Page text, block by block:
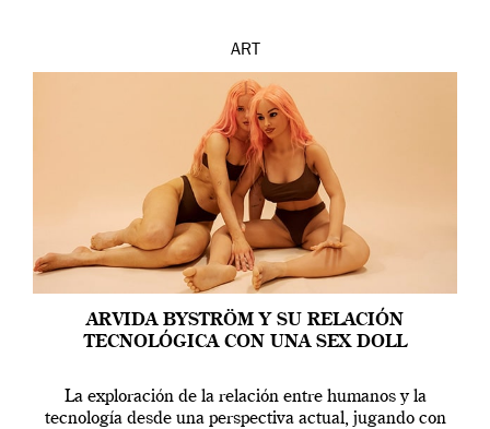
ART
ARVIDA BYSTRÖM Y SU RELACIÓN
TECNOLÓGICA CON UNA SEX DOLL
La exploración de la relación entre humanos y la
tecnología desde una perspectiva actual, jugando con